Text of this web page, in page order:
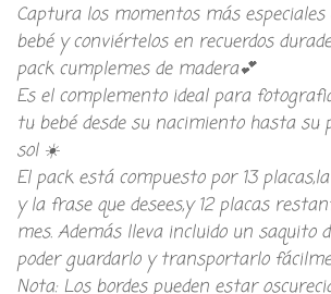
Captura los momentos más
bebé y conviértelos en recuerdos
pack cumplemes de madera💕
Es el complemento ideal para
tu bebé desde su nacimiento hasta
sol ☀️
El pack está compuesto por 13
y la frase que desees,y 12 placas
mes. Además lleva incluido un saquito
poder guardarlo y transportarlo
Nota: Los bordes pueden estar